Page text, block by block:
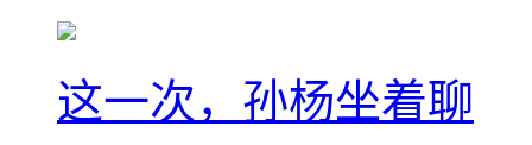
这一次，孙杨坐着聊